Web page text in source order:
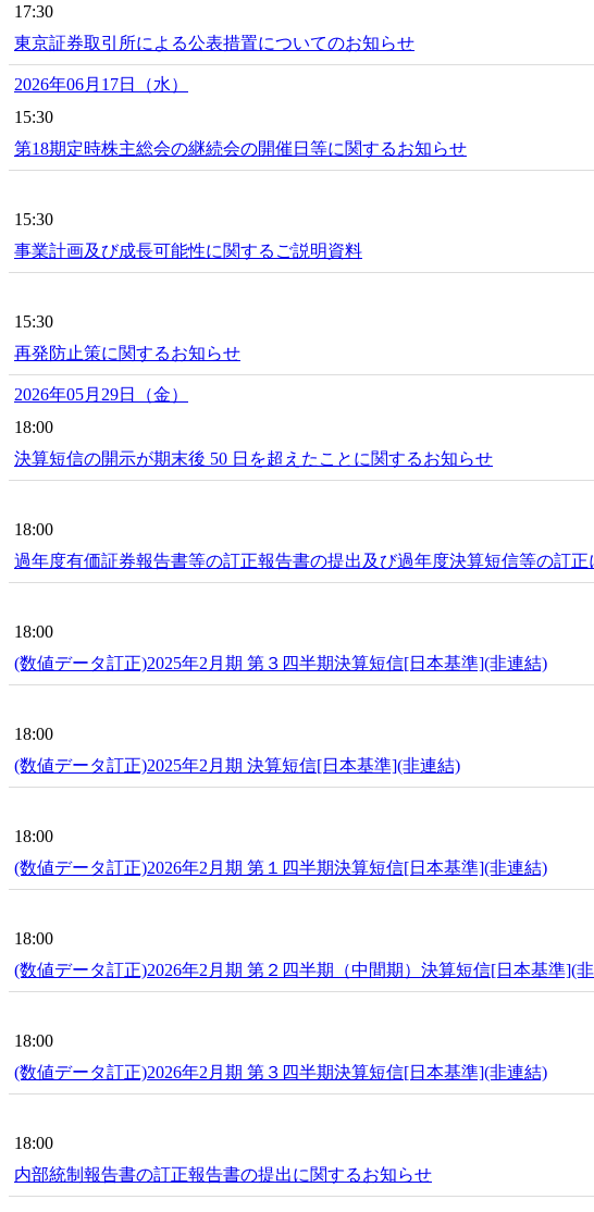
17:30
東京証券取引所による公表措置についてのお知らせ
2026年06月17日（水）
15:30
第18期定時株主総会の継続会の開催日等に関するお知らせ
15:30
事業計画及び成長可能性に関するご説明資料
15:30
再発防止策に関するお知らせ
2026年05月29日（金）
18:00
決算短信の開示が期末後 50 日を超えたことに関するお知らせ
18:00
過年度有価証券報告書等の訂正報告書の提出及び過年度決算短信等の訂
18:00
(数値データ訂正)2025年2月期 第３四半期決算短信[日本基準](非連結)
18:00
(数値データ訂正)2025年2月期 決算短信[日本基準](非連結)
18:00
(数値データ訂正)2026年2月期 第１四半期決算短信[日本基準](非連結)
18:00
(数値データ訂正)2026年2月期 第２四半期（中間期）決算短信[日本基準](
18:00
(数値データ訂正)2026年2月期 第３四半期決算短信[日本基準](非連結)
18:00
内部統制報告書の訂正報告書の提出に関するお知らせ